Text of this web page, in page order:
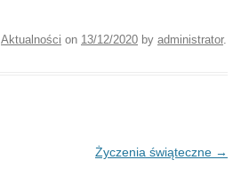
Aktualności on 13/12/2020 by administrator.
Życzenia świąteczne →